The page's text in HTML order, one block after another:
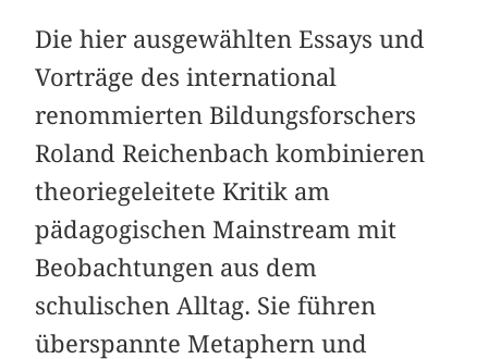
Die hier ausgewählten Essays und
Vorträge des international
renommierten Bildungs­forschers
Roland Reichenbach kombinieren
theoriegeleitete Kritik am
pädagogischen Mainstream mit
Beobachtungen aus dem
schulischen Alltag. Sie führen
überspannte Metaphern und